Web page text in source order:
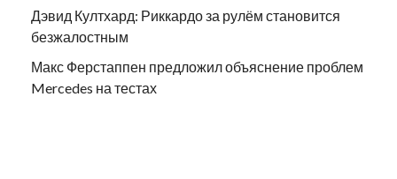
Дэвид Култхард: Риккардо за рулём становится
безжалостным
Макс Ферстаппен предложил объяснение проблем
Mercedes на тестах